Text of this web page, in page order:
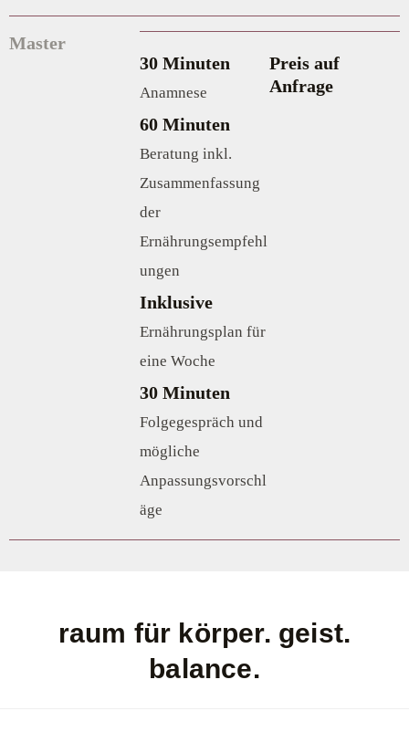
Master
30 Minuten
Anamnese
60 Minuten
Beratung inkl.
Zusammenfassung
der
Ernährungsempfehl
ungen
Inklusive
Ernährungsplan für
eine Woche
30 Minuten
Folgegespräch und
mögliche
Anpassungsvorschl
äge
Preis auf
Anfrage
raum für körper. geist.
balance.